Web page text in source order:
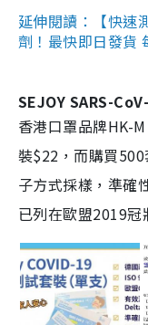
延伸閱讀：【快速
劑！最快即日發貨
SEJOY SARS-
香港口罩品牌HK-
裝$22，而購買
子方式採樣，準確
已列在歐盟2019冠